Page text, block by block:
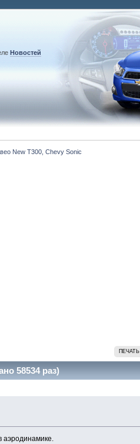
Новостей
New T300, Chevy Sonic
ПЕЧАТЬ
58534 раз)
аэродинамике.